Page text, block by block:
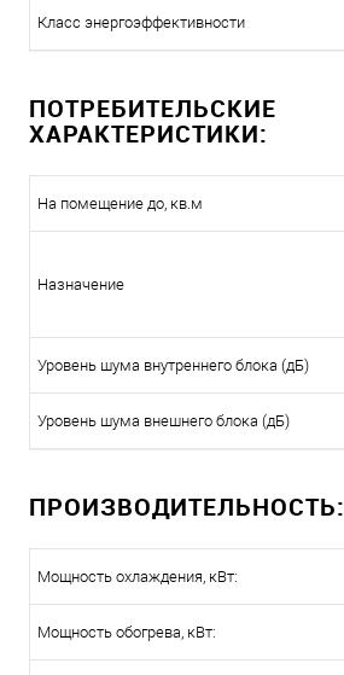
Класс энергоэффективности
ПОТРЕБИТЕЛЬСКИЕ
ХАРАКТЕРИСТИКИ:
На помещение до, кв.м
Назначение
Уровень шума внутреннего блока (дБ)
Уровень шума внешнего блока (дБ)
ПРОИЗВОДИТЕЛЬНОСТЬ:
Мощность охлаждения, кВт:
Мощность обогрева, кВт: